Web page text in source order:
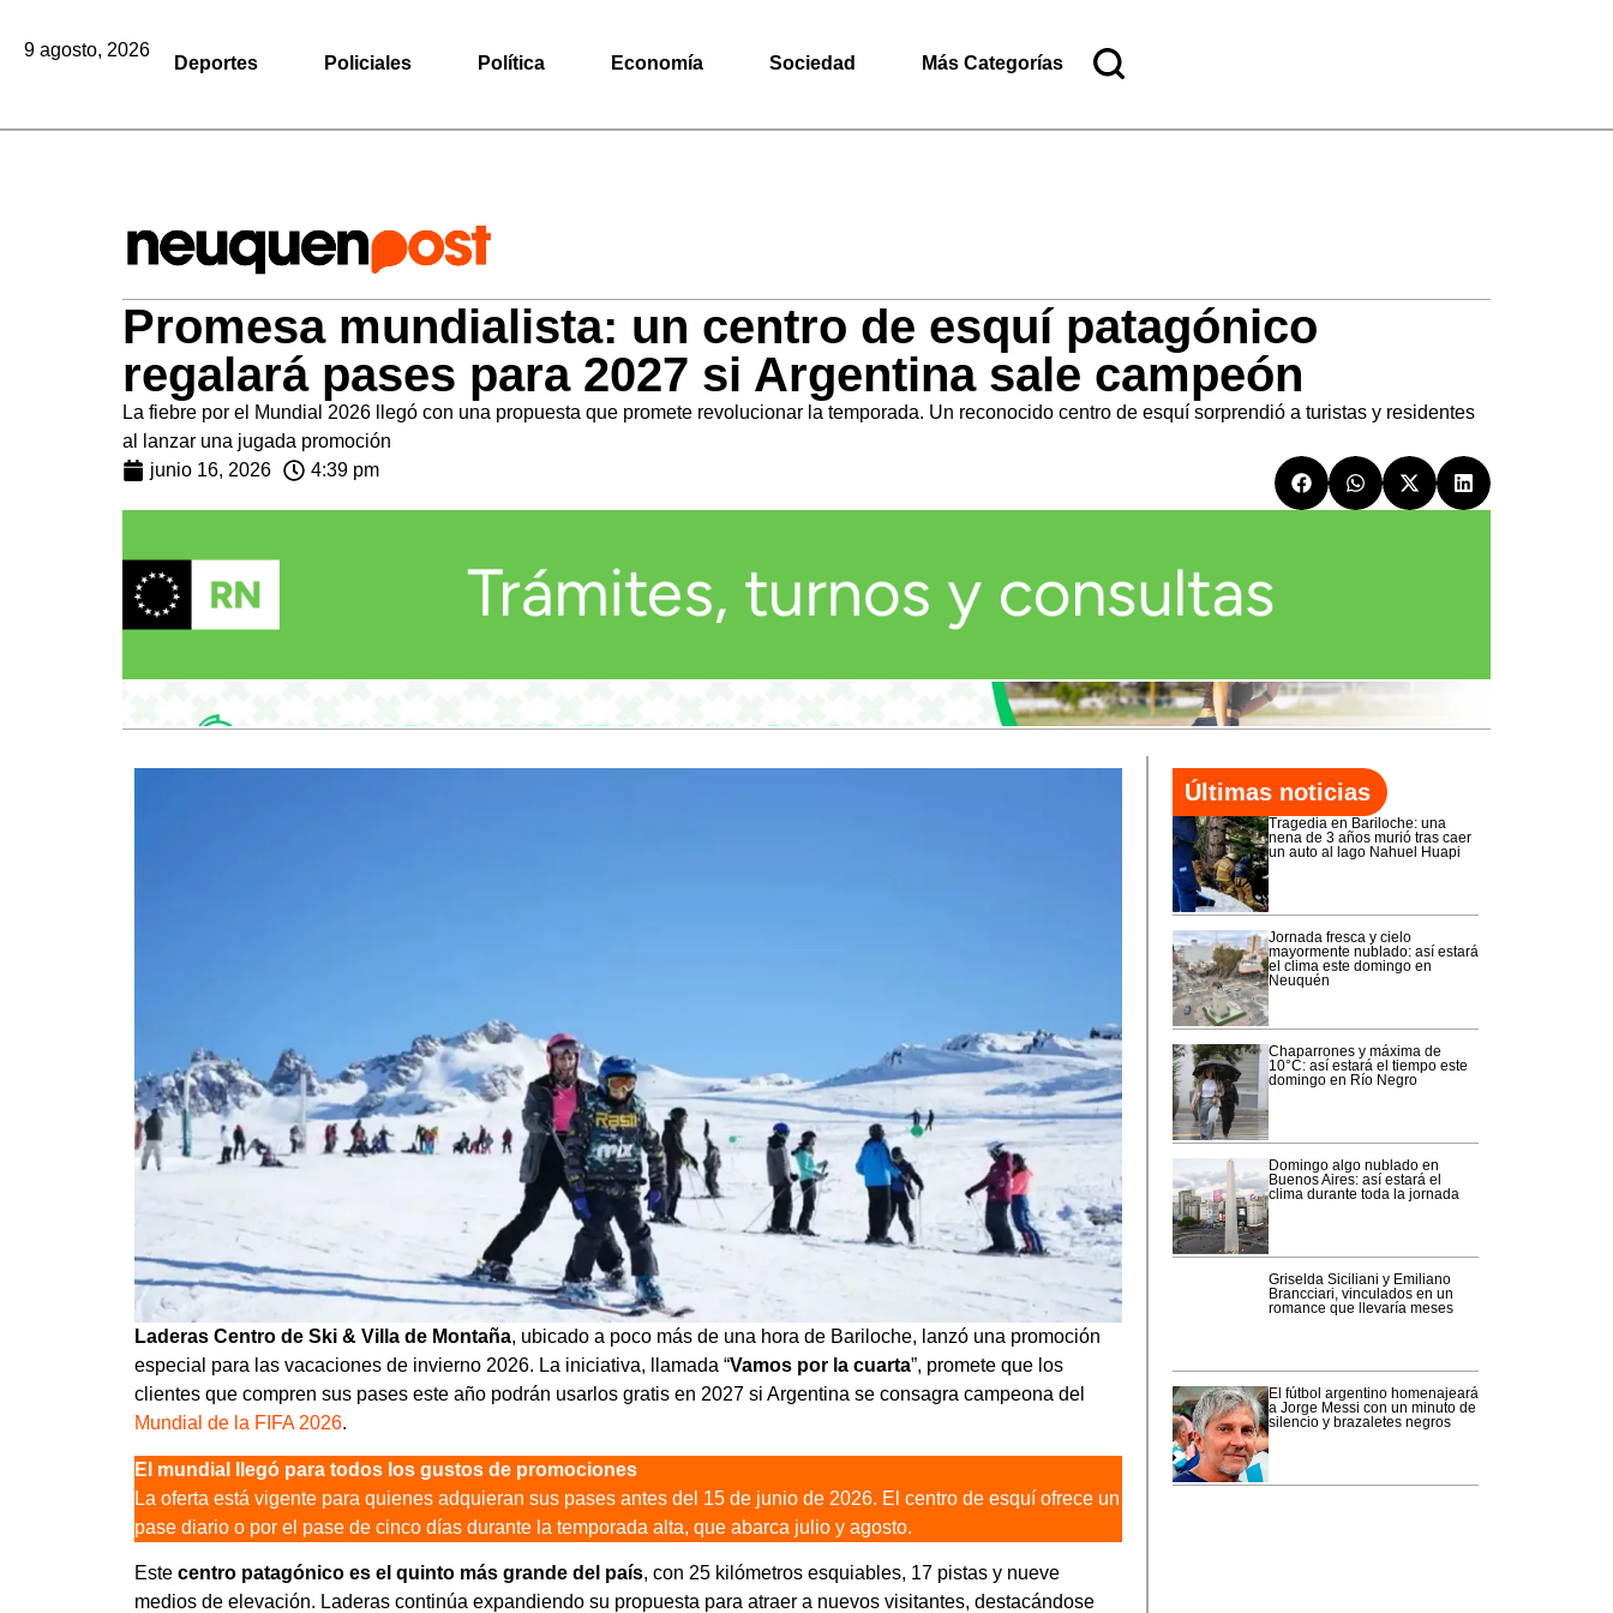
9 agosto, 2026
Deportes Policiales Política Economía Sociedad Más Categorías
Promesa mundialista: un centro de esquí patagónico
regalará pases para 2027 si Argentina sale campeón
La fiebre por el Mundial 2026 llegó con una propuesta que promete revolucionar la temporada. Un reconocido centro de esquí sorprendió a turistas y residentes
al lanzar una jugada promoción
junio 16, 2026
4:39 pm
Laderas Centro de Ski & Villa de Montaña, ubicado a poco más de una hora de Bariloche, lanzó una promoción
especial para las vacaciones de invierno 2026. La iniciativa, llamada “Vamos por la cuarta”, promete que los
clientes que compren sus pases este año podrán usarlos gratis en 2027 si Argentina se consagra campeona del
Mundial de la FIFA 2026.
El mundial llegó para todos los gustos de promociones
La oferta está vigente para quienes adquieran sus pases antes del 15 de junio de 2026. El centro de esquí ofrece un
pase diario o por el pase de cinco días durante la temporada alta, que abarca julio y agosto.
Este centro patagónico es el quinto más grande del país, con 25 kilómetros esquiables, 17 pistas y nueve
medios de elevación. Laderas continúa expandiendo su propuesta para atraer a nuevos visitantes, destacándose
Últimas noticias
Tragedia en Bariloche: una
nena de 3 años murió tras caer
un auto al lago Nahuel Huapi
Jornada fresca y cielo
mayormente nublado: así estará
el clima este domingo en
Neuquén
Chaparrones y máxima de
10°C: así estará el tiempo este
domingo en Río Negro
Domingo algo nublado en
Buenos Aires: así estará el
clima durante toda la jornada
Griselda Siciliani y Emiliano
Brancciari, vinculados en un
romance que llevaría meses
El fútbol argentino homenajeará
a Jorge Messi con un minuto de
silencio y brazaletes negros